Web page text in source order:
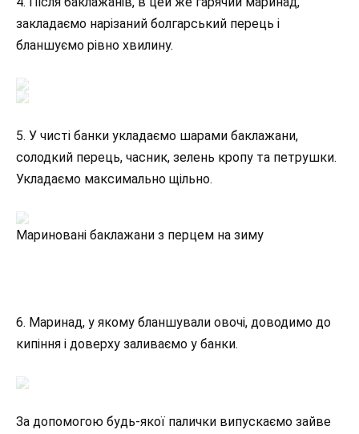
закладаємо нарізаний болгарський перець і
бланшуємо рівно хвилину.
5. У чисті банки укладаємо шарами баклажани,
солодкий перець, часник, зелень кропу та петрушки.
Укладаємо максимально щільно.
Мариновані баклажани з перцем на зиму
6. Маринад, у якому бланшували овочі, доводимо до
кипіння і доверху заливаємо у банки.
За допомогою будь-якої палички випускаємо зайве